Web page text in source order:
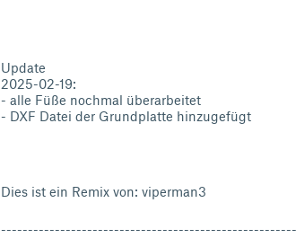
Update
2025-02-19:
- alle Füße nochmal überarbeitet
- DXF Datei der Grundplatte hinzugefügt
Dies ist ein Remix von: viperman3